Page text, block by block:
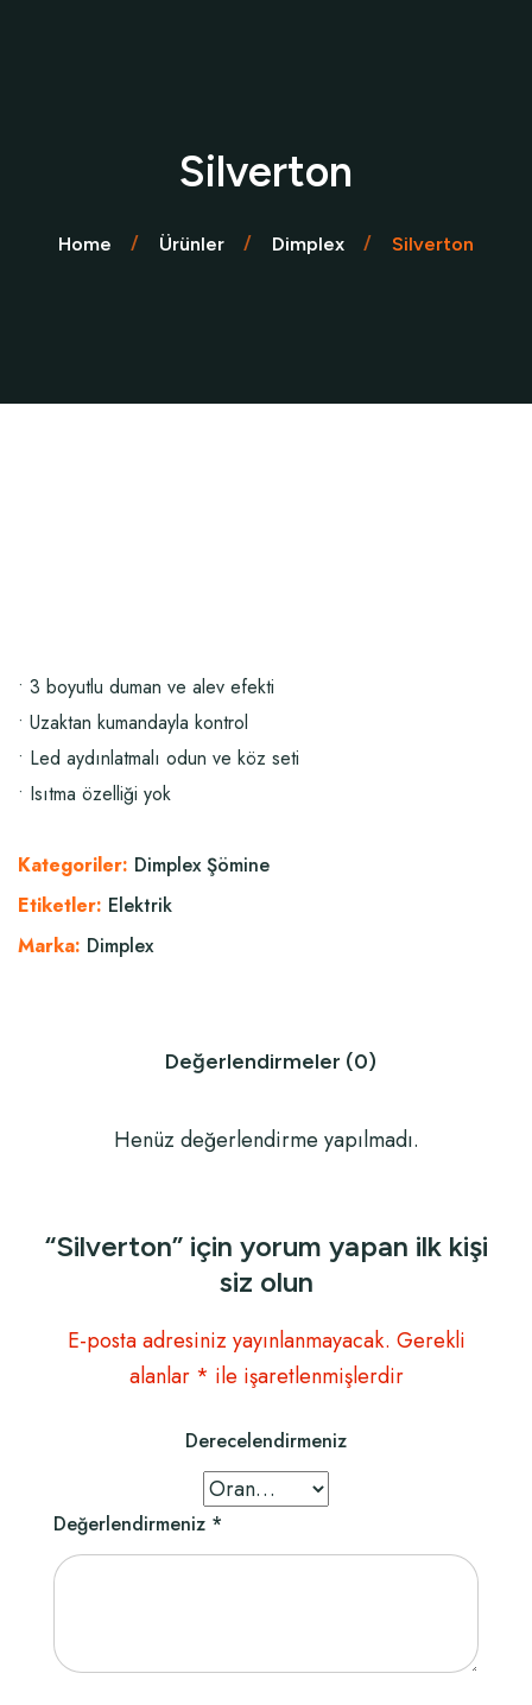
Silverton
Home Ürünler Dimplex Silverton
• 3 boyutlu duman ve alev efekti
• Uzaktan kumandayla kontrol
• Led aydınlatmalı odun ve köz seti
• Isıtma özelliği yok
Kategoriler: Dimplex Şömine
Etiketler: Elektrik
Marka: Dimplex
Değerlendirmeler (0)
Henüz değerlendirme yapılmadı.
“Silverton” için yorum yapan ilk kişi
siz olun
E-posta adresiniz yayınlanmayacak. Gerekli
alanlar * ile işaretlenmişlerdir
Derecelendirmeniz
Değerlendirmeniz *